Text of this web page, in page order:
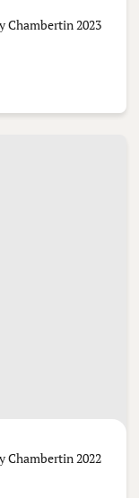
Chambertin 2023
Chambertin 2022